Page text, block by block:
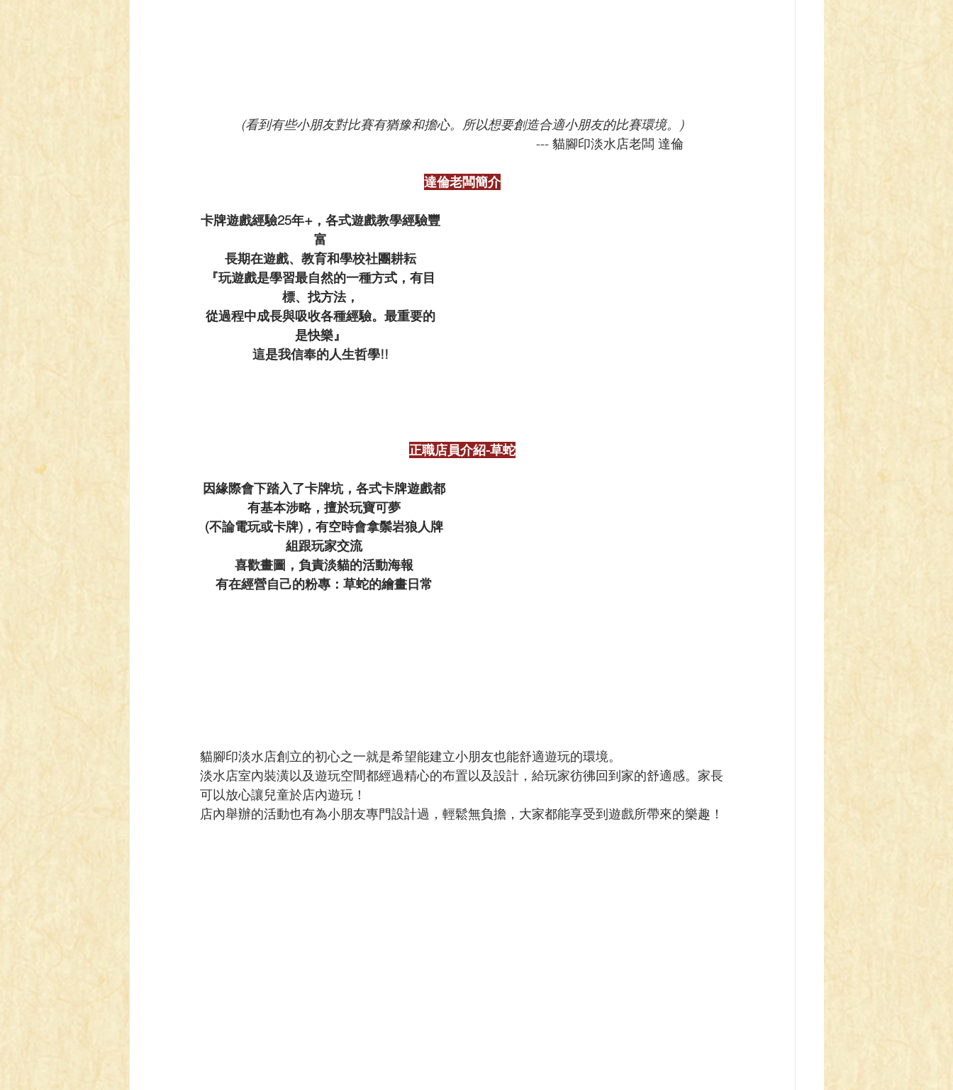
(看到有些小朋友對比賽有猶豫和擔心。所以想要創造合適小朋友的比賽環境。)
                                                                                   --- 貓腳印淡水店老闆 達倫
達倫老闆簡介
卡牌遊戲經驗25年+，各式遊戲教學經驗豐
富
長期在遊戲、教育和學校社團耕耘
『玩遊戲是學習最自然的一種方式，有目
標、找方法，
從過程中成長與吸收各種經驗。最重要的
是快樂』
這是我信奉的人生哲學!!
正職店員介紹-草蛇
因緣際會下踏入了卡牌坑，各式卡牌遊戲都
有基本涉略，擅於玩寶可夢
(不論電玩或卡牌)，有空時會拿鬃岩狼人牌
組跟玩家交流
喜歡畫圖，負責淡貓的活動海報
有在經營自己的粉專：草蛇的繪畫日常
貓腳印淡水店創立的初心之一就是希望能建立小朋友也能舒適遊玩的環境。
淡水店室內裝潢以及遊玩空間都經過精心的布置以及設計，給玩家彷彿回到家的舒適感。家長
可以放心讓兒童於店內遊玩！
店內舉辦的活動也有為小朋友專門設計過，輕鬆無負擔，大家都能享受到遊戲所帶來的樂趣！